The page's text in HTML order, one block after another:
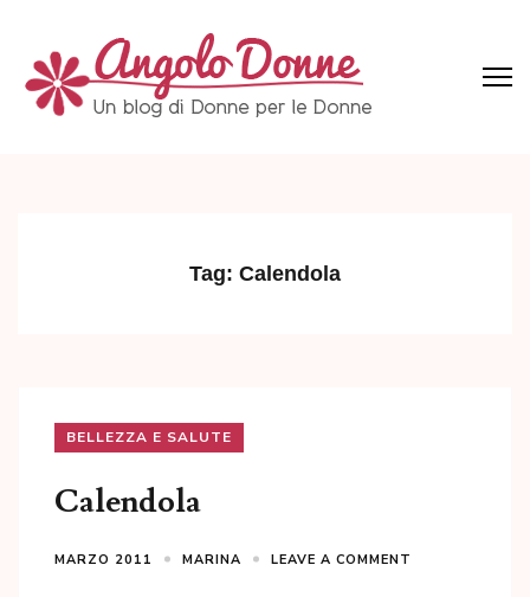
content
(Press
Tag: Calendola
BELLEZZA E SALUTE
Calendola
MARZO 2011 MARINA LEAVE A COMMENT